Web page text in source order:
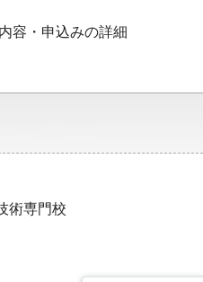
容・申込みの詳細
術専門校